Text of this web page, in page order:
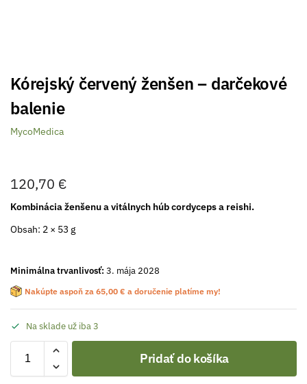
Kórejský červený ženšen – darčekové
balenie
MycoMedica
120,70 €
Kombinácia ženšenu a vitálnych húb cordyceps a reishi.
Obsah: 2 × 53 g
Minimálna trvanlivosť: 3. mája 2028
Nakúpte aspoň za 65,00 € a doručenie platíme my!
Na sklade už iba 3
Pridať do košíka